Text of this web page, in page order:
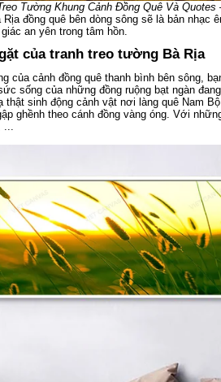
Tường Khung Cảnh Đồng Quê Và Quotes
đồng quê bên dòng sông sẽ là bản nhạc
an yên trong tâm hồn.
của tranh treo tường Bà Rịa
của cảnh đồng quê thanh bình bên sông,
sống của những đồng ruộng bạt ngàn
thật sinh động cảnh vật nơi làng quê Nam
ghềnh theo cánh đồng vàng óng. Với
...